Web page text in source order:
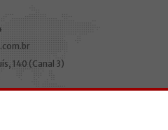
140 (Canal 3)